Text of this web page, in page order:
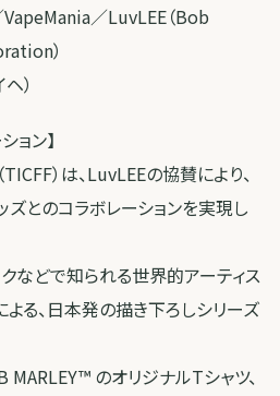
／LuvLEE（Bob
）
）
ョン】
）は、LuvLEEの協賛により、
ズとのコラボレーションを実現し
クなどで知られる世界的アーティス
よる、日本発の描き下ろしシリーズ
のオリジナルTシャツ、